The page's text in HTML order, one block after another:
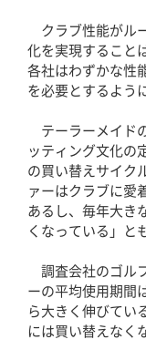
クラブ性能がル
化を実現すること
各社はわずかな性
を必要とするよう
テーラーメイド
ッティング文化の
の買い替えサイク
ァーはクラブに愛
あるし、毎年大き
くなっている」と
調査会社のゴル
ーの平均使用期間
ら大きく伸びてい
には買い替えなく